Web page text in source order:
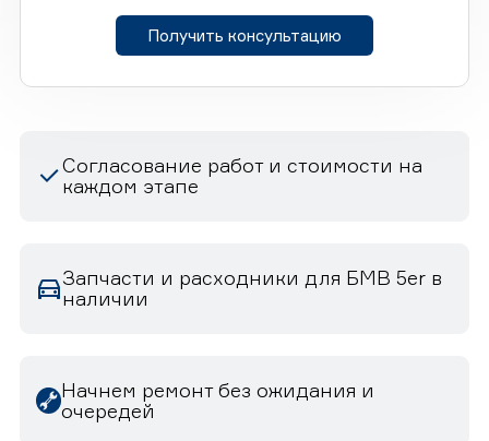
Получить консультацию
Согласование работ и стоимости на
каждом этапе
Запчасти и расходники для БМВ 5er в
наличии
Начнем ремонт без ожидания и
очередей